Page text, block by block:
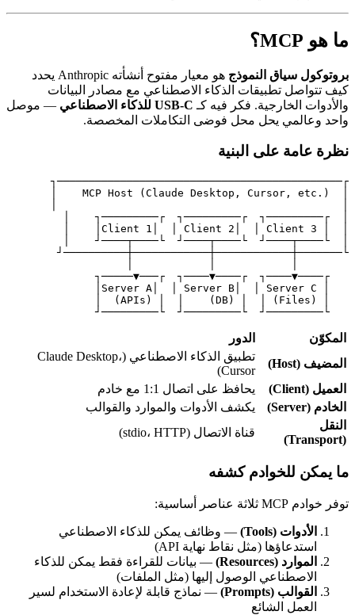
ما هو MCP؟
بروتوكول سياق النموذج
هو معيار مفتوح أنشأته Anthropic يحدد
كيف تتواصل تطبيقات الذكاء الاصطناعي مع مصادر البيانات
والأدوات الخارجية. فكر فيه كـUSB-C للذكاء الاصطناعي
— موصل
واحد وعالمي يحل محل فوضى التكاملات المخصصة.
نظرة عامة على البنية
   └─────────┘  └─────────┘  └─────────┘
المكوّن
الدور
المضيف (Host)
تطبيق الذكاء الاصطناعي (Claude Desktop،
Cursor)
العميل (Client)
يحافظ على اتصال 1:1 مع خادم
الخادم (Server)
يكشف الأدوات والموارد والقوالب
النقل
قناة الاتصال (stdio، HTTP)
ما يمكن للخوادم كشفه
توفر خوادم MCP ثلاثة عناصر أساسية:
الأدوات (Tools)
— وظائف يمكن للذكاء الاصطناعي
استدعاؤها (مثل نقاط نهاية API)
الموارد (Resources)
— بيانات للقراءة فقط يمكن للذكاء
الاصطناعي الوصول إليها (مثل الملفات)
القوالب (Prompts)
— نماذج قابلة لإعادة الاستخدام لسير
العمل الشائع